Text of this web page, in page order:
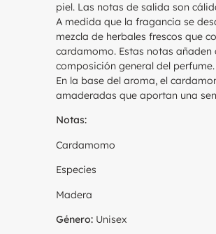
piel. Las notas de salida son
A medida que la fragancia se
mezcla de herbales frescos que
cardamomo. Estas notas
composición general del perfume.
En la base del aroma, el
amaderadas que aportan una
Notas:
Cardamomo
Especies
Madera
Género: Unisex